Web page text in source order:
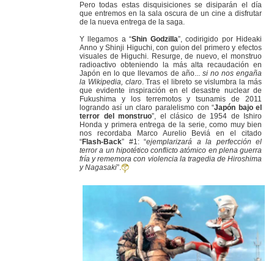
Pero todas estas disquisiciones se disiparán el día
que entremos en la sala oscura de un cine a disfrutar
de la nueva entrega de la saga.
Y llegamos a “Shin Godzilla”, codirigido por Hideaki
Anno y Shinji Higuchi, con guion del primero y efectos
visuales de Higuchi. Resurge, de nuevo, el monstruo
radioactivo obteniendo la más alta recaudación en
Japón en lo que llevamos de año... si no nos engaña
la Wikipedia, claro. Tras el libreto se vislumbra la más
que evidente inspiración en el desastre nuclear de
Fukushima y los terremotos y tsunamis de 2011
logrando así un claro paralelismo con “Japón bajo el
terror del monstruo”, el clásico de 1954 de Ishiro
Honda y primera entrega de la serie, como muy bien
nos recordaba Marco Aurelio Beviá en el citado
“Flash-Back” #1: “ejemplarizará a la perfección el
terror a un hipotético conflicto atómico en plena guerra
fría y rememora con violencia la tragedia de Hiroshima
y Nagasaki”.